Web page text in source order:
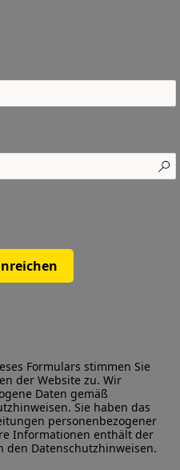
Formulars stimmen Sie
der Website zu. Wir
Daten gemäß
. Sie haben das
personenbezogener
Informationen enthält der
den Datenschutzhinweisen.